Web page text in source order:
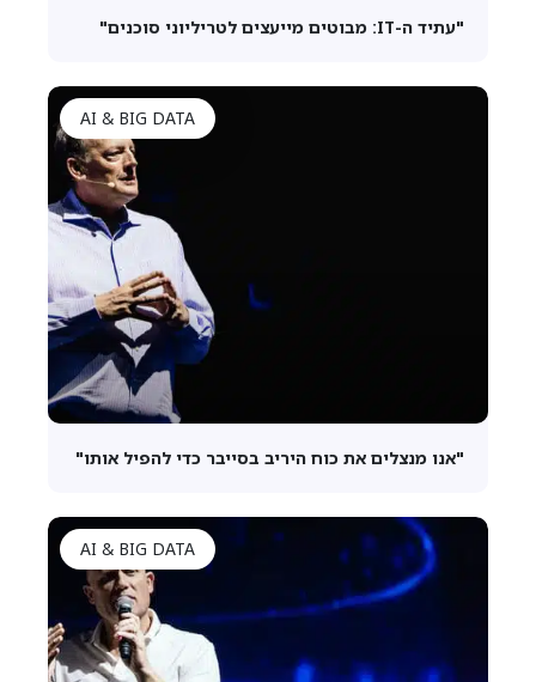
"עתיד ה-IT: מבוטים מייעצים לטריליוני סוכנים"
AI & BIG DATA
"אנו מנצלים את כוח היריב בסייבר כדי להפיל אותו"
AI & BIG DATA